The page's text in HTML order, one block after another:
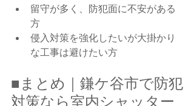
留守が多く、防犯面に不安がある
方
侵入対策を強化したいが大掛かり
な工事は避けたい方
■まとめ｜鎌ケ谷市で防犯
対策なら室内シャッター